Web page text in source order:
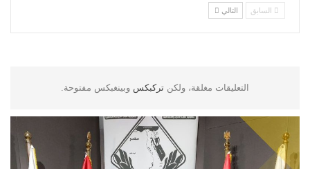
السابق التالي
التعليقات مغلقة، ولكن تركبكس وبينغبكس مفتوحة.